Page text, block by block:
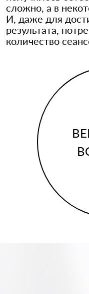
сложно, а в
И, даже для
результата,
количество